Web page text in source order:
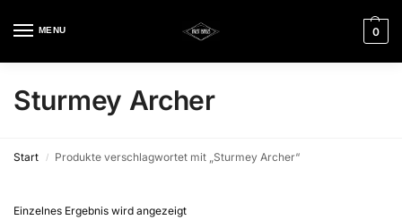
MENU 0
Sturmey Archer
Start / Produkte verschlagwortet mit „Sturmey Archer“
Einzelnes Ergebnis wird angezeigt